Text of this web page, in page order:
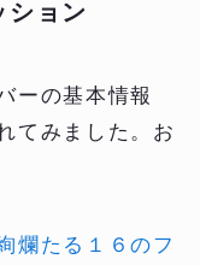
ション
ーの基本情報
てみました。お
爛たる１６のフ